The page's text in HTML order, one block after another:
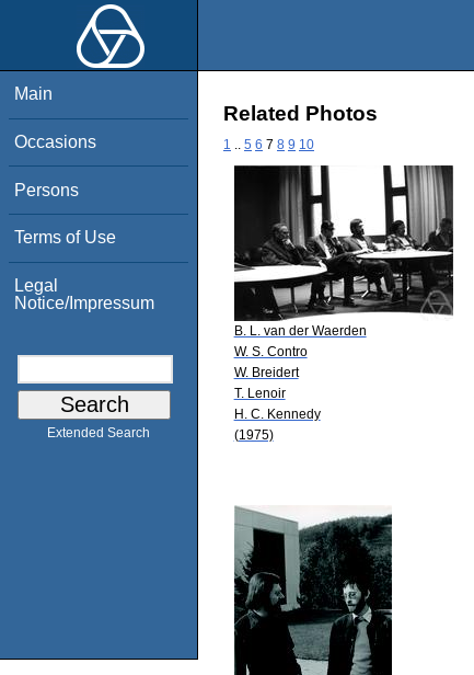
Main
Occasions
Persons
Terms of Use
Legal
Notice/Impressum
Extended Search
Related Photos
1 5 6 7 8 9 10
B. L. van der Waerden
W. S. Contro
W. Breidert
T. Lenoir
H. C. Kennedy
(1975)